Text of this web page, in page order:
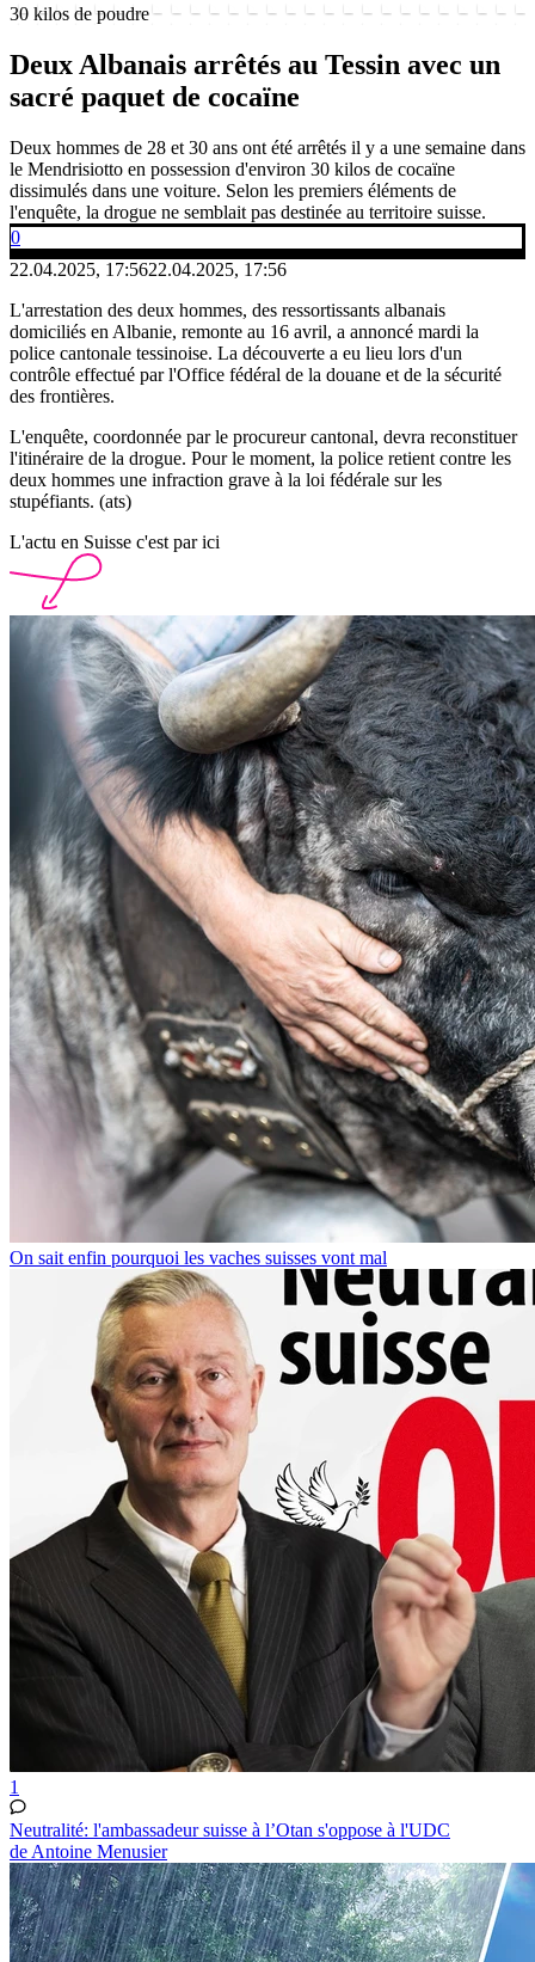
30 kilos de poudre
Deux Albanais arrêtés au Tessin avec un
sacré paquet de cocaïne
Deux hommes de 28 et 30 ans ont été arrêtés il y a une semaine dans
le Mendrisiotto en possession d'environ 30 kilos de cocaïne
dissimulés dans une voiture. Selon les premiers éléments de
l'enquête, la drogue ne semblait pas destinée au territoire suisse.
0
22.04.2025, 17:5622.04.2025, 17:56
L'arrestation des deux hommes, des ressortissants albanais
domiciliés en Albanie, remonte au 16 avril, a annoncé mardi la
police cantonale tessinoise. La découverte a eu lieu lors d'un
contrôle effectué par l'Office fédéral de la douane et de la sécurité
des frontières.
L'enquête, coordonnée par le procureur cantonal, devra reconstituer
l'itinéraire de la drogue. Pour le moment, la police retient contre les
deux hommes une infraction grave à la loi fédérale sur les
stupéfiants. (ats)
L'actu en Suisse c'est par ici
On sait enfin pourquoi les vaches suisses vont mal
1
Neutralité: l'ambassadeur suisse à l’Otan s'oppose à l'UDC
de Antoine Menusier